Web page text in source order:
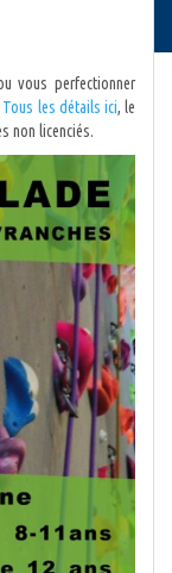
vous perfectionner
Tous les détails ici, le
non licenciés.